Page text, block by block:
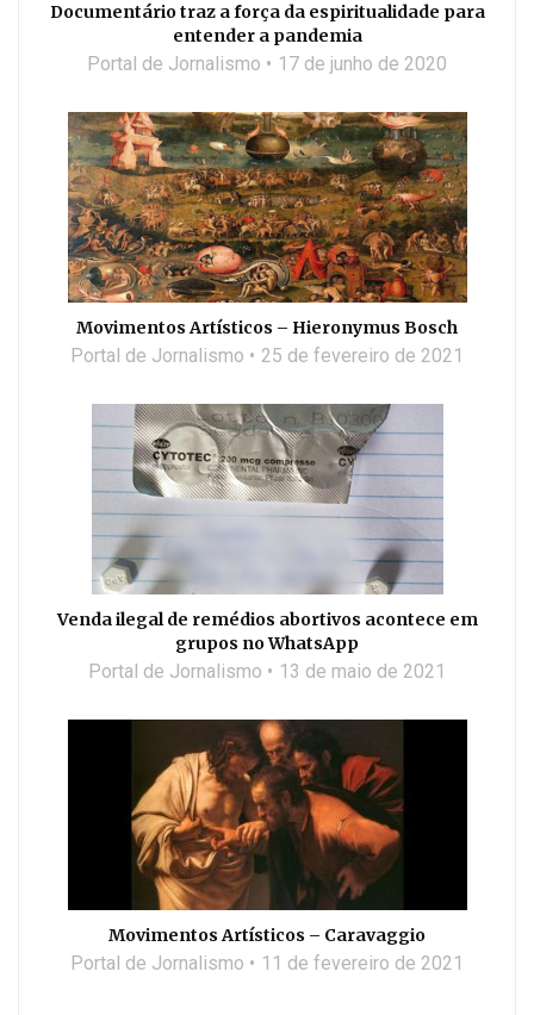
Documentário traz a força da espiritualidade para
entender a pandemia
Portal de Jornalismo 17 de junho de 2020
Movimentos Artísticos – Hieronymus Bosch
Portal de Jornalismo 25 de fevereiro de 2021
Venda ilegal de remédios abortivos acontece em
grupos no WhatsApp
Portal de Jornalismo 13 de maio de 2021
Movimentos Artísticos – Caravaggio
Portal de Jornalismo 11 de fevereiro de 2021